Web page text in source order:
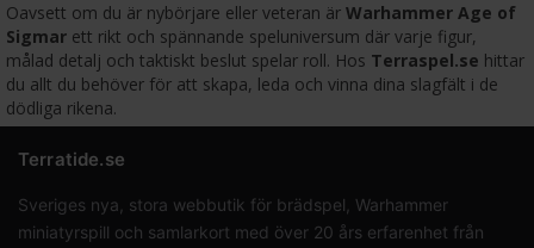
Oavsett om du är nybörjare eller veteran är Warhammer Age of
Sigmar ett rikt och spännande speluniversum där varje figur,
målad detalj och taktiskt beslut spelar roll. Hos Terraspel.se hittar
du allt du behöver för att skapa, leda och vinna dina slagfält i de
dödliga rikena.
Terratide.se
Sveriges nya, stora webbutik för brädspel, Warhammer
miniatyrspill och samlarkort med över 20 års erfarenhet från